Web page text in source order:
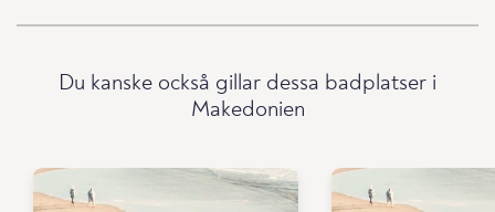
Du kanske också gillar dessa badplatser i
Makedonien